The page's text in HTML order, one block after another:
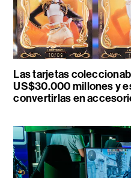
Las tarjetas
US$30.000 millones y
convertirlas en